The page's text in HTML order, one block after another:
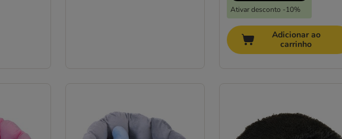
Ativar desconto -10%
Adicionar ao
carrinho